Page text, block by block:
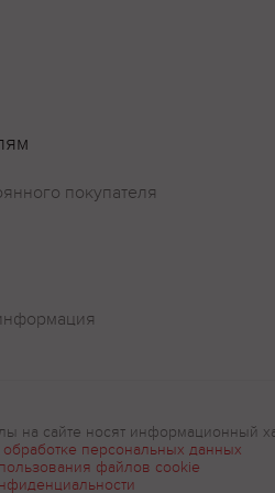
покупателя
на сайте носят информационный
персональных данных
файлов cookie